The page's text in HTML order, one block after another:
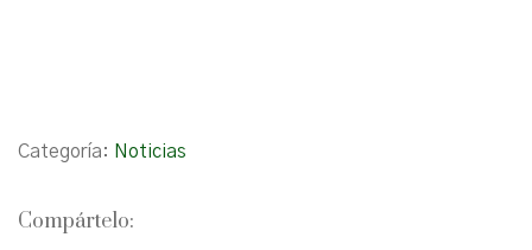
Categoría: Noticias
Compártelo: